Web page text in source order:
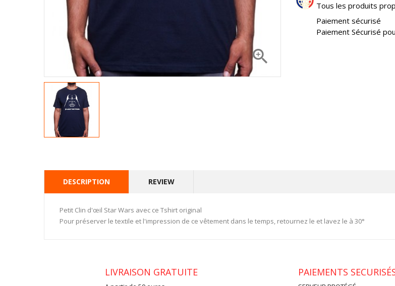

Tous les produits
Paiement sécurisé
Paiement Sécurisé
DESCRIPTION REVIEW
Petit Clin d'œil Star Wars avec ce Tshirt original
Pour préserver le textile et l'impression de ce vêtement dans le temps, retournez le et lavez le à 30°
LIVRAISON GRATUITE PAIEMENTS